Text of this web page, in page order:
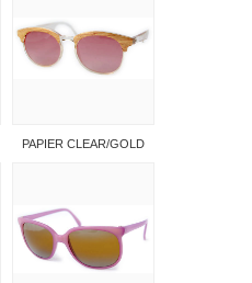
PAPIER CLEAR/GOLD